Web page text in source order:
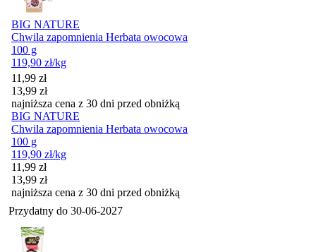
BIG NATURE
Chwila zapomnienia Herbata owocowa
100 g
119,90 zł/kg
Cena promocyjna
11,99 zł
13,99 zł
najniższa cena z 30 dni przed obniżką
BIG NATURE
Chwila zapomnienia Herbata owocowa
100 g
119,90 zł/kg
Cena promocyjna
11,99 zł
13,99 zł
najniższa cena z 30 dni przed obniżką
Przydatny do 30-06-2027